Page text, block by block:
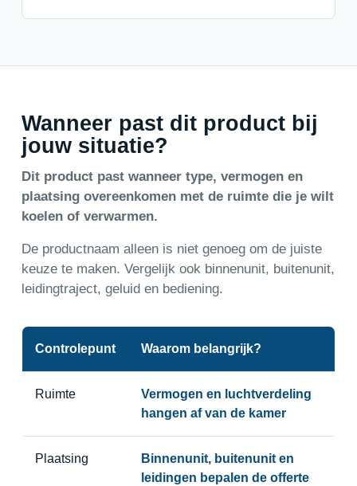
Wanneer past dit product bij
jouw situatie?
Dit product past wanneer type, vermogen en
plaatsing overeenkomen met de ruimte die je wilt
koelen of verwarmen.
De productnaam alleen is niet genoeg om de juiste
keuze te maken. Vergelijk ook binnenunit, buitenunit,
leidingtraject, geluid en bediening.
Controlepunt Waarom belangrijk?
Ruimte
Vermogen en luchtverdeling
hangen af van de kamer
Plaatsing
Binnenunit, buitenunit en
leidingen bepalen de offerte